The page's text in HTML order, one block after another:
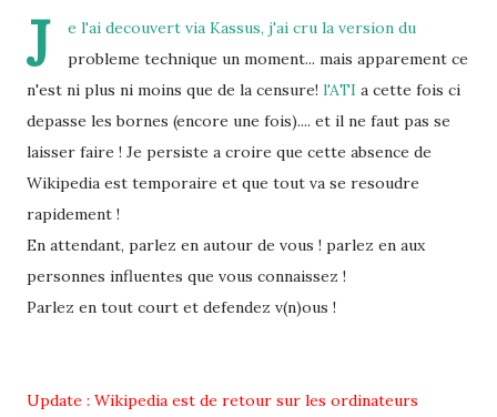
J e l'ai decouvert via Kassus, j'ai cru la version du
probleme technique un moment... mais apparement ce
n'est ni plus ni moins que de la censure! l'ATI a cette fois ci
depasse les bornes (encore une fois).... et il ne faut pas se
laisser faire ! Je persiste a croire que cette absence de
Wikipedia est temporaire et que tout va se resoudre
rapidement !
En attendant, parlez en autour de vous ! parlez en aux
personnes influentes que vous connaissez !
Parlez en tout court et defendez v(n)ous !
Update : Wikipedia est de retour sur les ordinateurs